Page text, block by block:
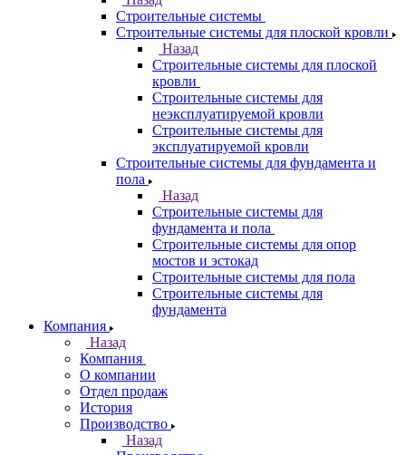
Строительные системы
Строительные системы для плоской кровли
Назад
Строительные системы для плоской
кровли
Строительные системы для
неэксплуатируемой кровли
Строительные системы для
эксплуатируемой кровли
Строительные системы для фундамента и
пола
Назад
Строительные системы для
фундамента и пола
Строительные системы для опор
мостов и эстокад
Строительные системы для пола
Строительные системы для
фундамента
Компания
Назад
Компания
О компании
Отдел продаж
История
Производство
Назад